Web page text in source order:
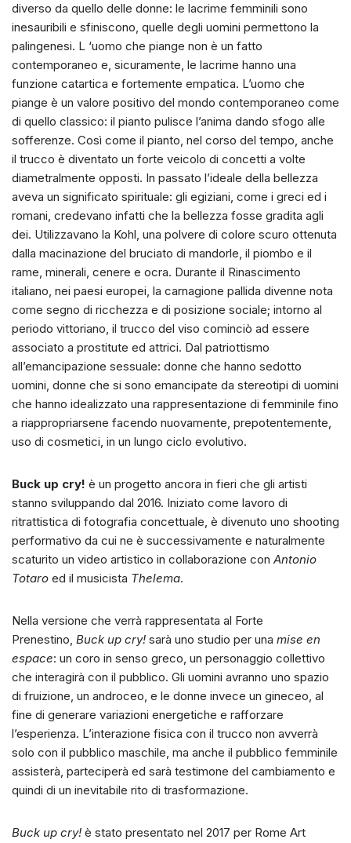
diverso da quello delle donne: le lacrime femminili sono
inesauribili e sfiniscono, quelle degli uomini permettono la
palingenesi. L ‘uomo che piange non è un fatto
contemporaneo e, sicuramente, le lacrime hanno una
funzione catartica e fortemente empatica. L’uomo che
piange è un valore positivo del mondo contemporaneo come
di quello classico: il pianto pulisce l’anima dando sfogo alle
sofferenze. Così come il pianto, nel corso del tempo, anche
il trucco è diventato un forte veicolo di concetti a volte
diametralmente opposti. In passato l’ideale della bellezza
aveva un significato spirituale: gli egiziani, come i greci ed i
romani, credevano infatti che la bellezza fosse gradita agli
dei. Utilizzavano la Kohl, una polvere di colore scuro ottenuta
dalla macinazione del bruciato di mandorle, il piombo e il
rame, minerali, cenere e ocra. Durante il Rinascimento
italiano, nei paesi europei, la carnagione pallida divenne nota
come segno di ricchezza e di posizione sociale; intorno al
periodo vittoriano, il trucco del viso cominciò ad essere
associato a prostitute ed attrici. Dal patriottismo
all’emancipazione sessuale: donne che hanno sedotto
uomini, donne che si sono emancipate da stereotipi di uomini
che hanno idealizzato una rappresentazione di femminile fino
a riappropriarsene facendo nuovamente, prepotentemente,
uso di cosmetici, in un lungo ciclo evolutivo.
Buck up cry! è un progetto ancora in fieri che gli artisti
stanno sviluppando dal 2016. Iniziato come lavoro di
ritrattistica di fotografia concettuale, è divenuto uno shooting
performativo da cui ne è successivamente e naturalmente
scaturito un video artistico in collaborazione con Antonio
Totaro ed il musicista Thelema.
Nella versione che verrà rappresentata al Forte
Prenestino, Buck up cry! sarà uno studio per una mise en
espace: un coro in senso greco, un personaggio collettivo
che interagirà con il pubblico. Gli uomini avranno uno spazio
di fruizione, un androceo, e le donne invece un gineceo, al
fine di generare variazioni energetiche e rafforzare
l’esperienza. L’interazione fisica con il trucco non avverrà
solo con il pubblico maschile, ma anche il pubblico femminile
assisterà, parteciperà ed sarà testimone del cambiamento e
quindi di un inevitabile rito di trasformazione.
Buck up cry! è stato presentato nel 2017 per Rome Art